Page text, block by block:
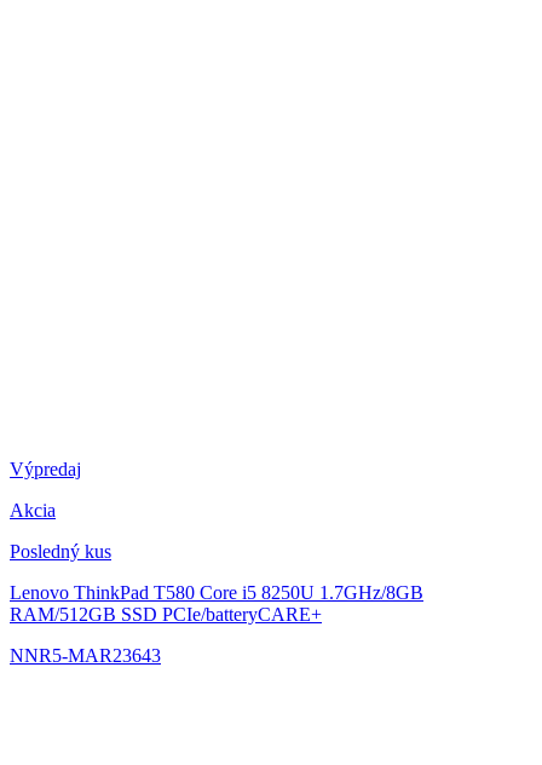
Výpredaj
Akcia
Posledný kus
Lenovo ThinkPad T580 Core i5 8250U 1.7GHz/8GB
RAM/512GB SSD PCIe/batteryCARE+
NNR5-MAR23643